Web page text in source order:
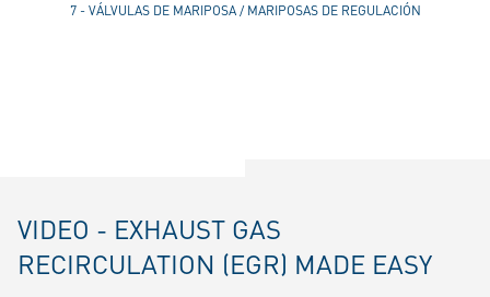
7 - VÁLVULAS DE MARIPOSA / MARIPOSAS DE REGULACIÓN
VIDEO - EXHAUST GAS
RECIRCULATION (EGR) MADE EASY